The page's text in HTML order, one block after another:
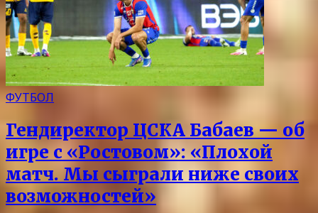
ФУТБОЛ
Гендиректор ЦСКА Бабаев — об
игре с «Ростовом»: «Плохой
матч. Мы сыграли ниже своих
возможностей»